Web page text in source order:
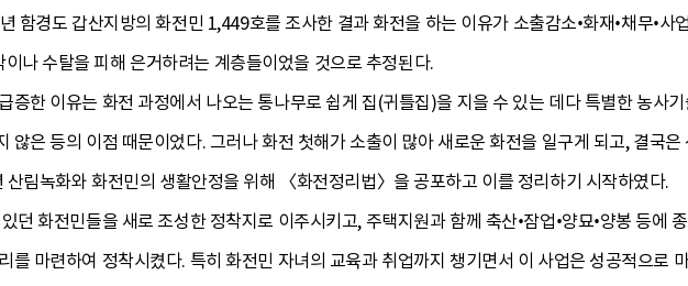
함경도 갑산지방의 화전민 1,449호를 조사한 결과 화전을 하는 이유가 소출감소•화재•채무•사
나 수탈을 피해 은거하려는 계층들이었을 것으로 추정된다.
증한 이유는 화전 과정에서 나오는 통나무로 쉽게 집(귀틀집)을 지을 수 있는 데다 특별한 농사
않은 등의 이점 때문이었다. 그러나 화전 첫해가 소출이 많아 새로운 화전을 일구게 되고, 결국은
림녹화와 화전민의 생활안정을 위해 〈화전정리법〉을 공포하고 이를 정리하기 시작하였다.
던 화전민들을 새로 조성한 정착지로 이주시키고, 주택지원과 함께 축산•잠업•양묘•양봉 등에
를 마련하여 정착시켰다. 특히 화전민 자녀의 교육과 취업까지 챙기면서 이 사업은 성공적으로